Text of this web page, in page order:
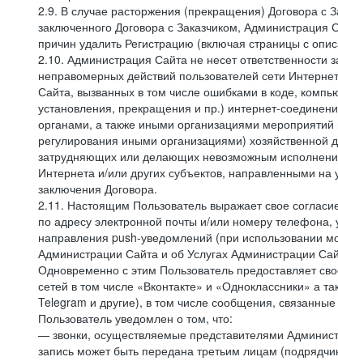
2.9. В случае расторжения (прекращения) Договора с
заключенного Договора с Заказчиком,
причин удалить Регистрацию (включая страницы с
2.10. Администрация Сайта не несет
неправомерных действий пользователей сети
Сайта, вызванных в том числе ошибками в коде,
установления, прекращения и пр.) интернет-
органами, а также иными организациями
регулирования иными организациями) хозяйственной
затрудняющих или делающих невозможным
Интернета и/или других субъектов, направленными
заключения Договора.
2.11. Настоящим Пользователь выражает свое
по адресу электронной почты и/или номеру
направления push-уведомлений (при использовании
Администрации Сайта и об Услугах Администрации
Одновременно с этим Пользователь предоставляет
сетей в том числе «Вконтакте» и «Одноклассники» а
Telegram и другие), в том числе сообщения,
Пользователь уведомлен о том, что:
— звонки, осуществляемые представителями
запись может быть передана третьим лицам